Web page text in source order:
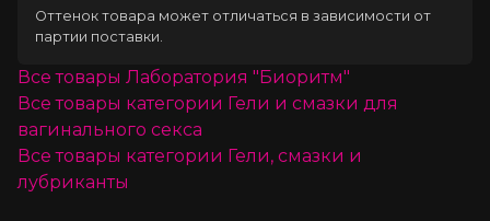
Оттенок товара может отличаться в зависимости от
партии поставки.
Все товары Лаборатория "Биоритм"
Все товары категории Гели и смазки для
вагинального секса
Все товары категории Гели, смазки и
лубриканты